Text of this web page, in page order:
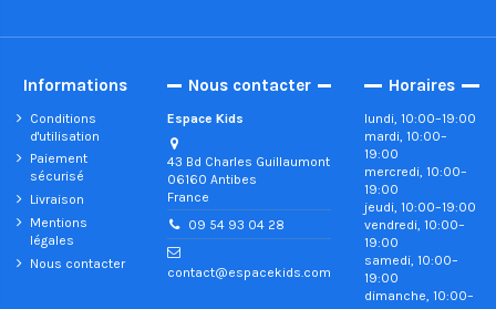
Informations
Conditions
d'utilisation
Paiement
sécurisé
Livraison
Mentions
légales
Nous contacter
Nous contacter
Espace Kids
43 Bd Charles Guillaumont
06160 Antibes
France
09 54 93 04 28
contact@espacekids.com
Horaires
lundi, 10:00–19:00
mardi, 10:00–
19:00
mercredi, 10:00–
19:00
jeudi, 10:00–19:00
vendredi, 10:00–
19:00
samedi, 10:00–
19:00
dimanche, 10:00–